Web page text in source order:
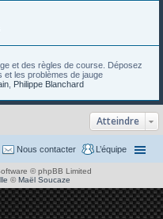
et des règles de course. Déposez
les problèmes de jauge
Philippe Blanchard
Atteindre
L’équipe
Nous contacter
© phpBB Limited
©Maël Soucaze